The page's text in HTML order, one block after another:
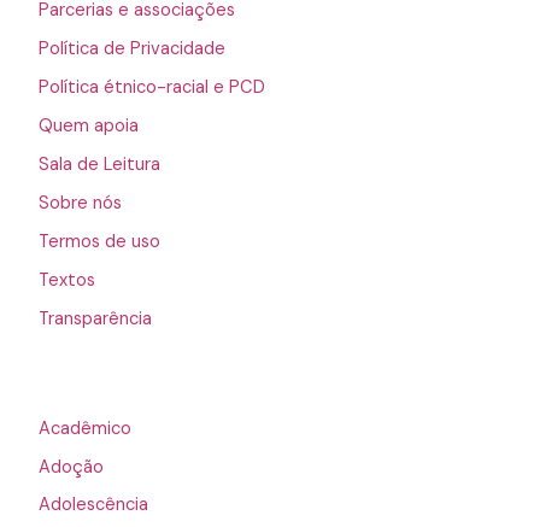
Parcerias e associações
Política de Privacidade
Política étnico-racial e PCD
Quem apoia
Sala de Leitura
Sobre nós
Termos de uso
Textos
Transparência
Acadêmico
Adoção
Adolescência